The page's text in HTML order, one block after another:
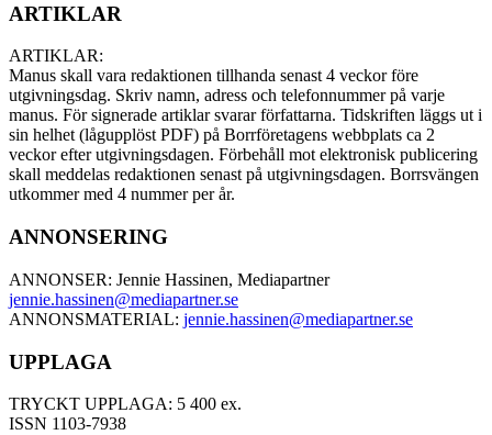
ARTIKLAR
ARTIKLAR:
Manus skall vara redaktionen tillhanda senast 4 veckor före
utgivningsdag. Skriv namn, adress och telefonnummer på varje
manus. För signerade artiklar svarar författarna. Tidskriften läggs ut i
sin helhet (lågupplöst PDF) på Borrföretagens webbplats ca 2
veckor efter utgivningsdagen. Förbehåll mot elektronisk publicering
skall meddelas redaktionen senast på utgivningsdagen. Borrsvängen
utkommer med 4 nummer per år.
ANNONSERING
ANNONSER: Jennie Hassinen, Mediapartner
jennie.hassinen@mediapartner.se
ANNONSMATERIAL: jennie.hassinen@mediapartner.se
UPPLAGA
TRYCKT UPPLAGA: 5 400 ex.
ISSN 1103-7938